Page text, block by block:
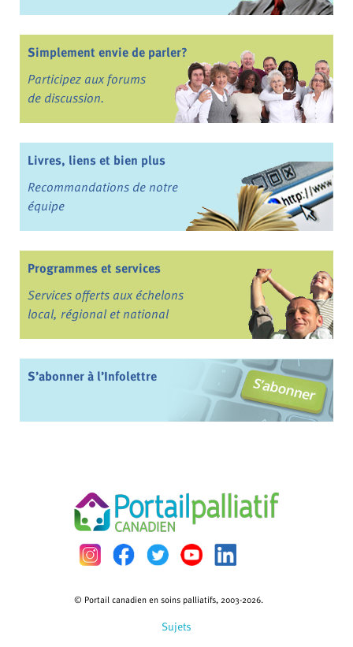
Simplement envie de parler?
Participez aux forums
de discussion.
Livres, liens et bien plus
Recommandations de notre
équipe
Programmes et services
Services offerts aux échelons
local, régional et national
S’abonner à l’Infolettre
Sujets
© Portail canadien en soins palliatifs, 2003-2026.